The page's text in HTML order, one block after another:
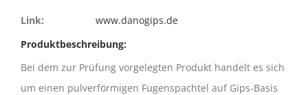
Link:
www.danogips.de
Produktbeschreibung:
Bei dem zur Prüfung vorgelegten Produkt handelt es sich
um einen pulverförmigen Fugenspachtel auf Gips-Basis